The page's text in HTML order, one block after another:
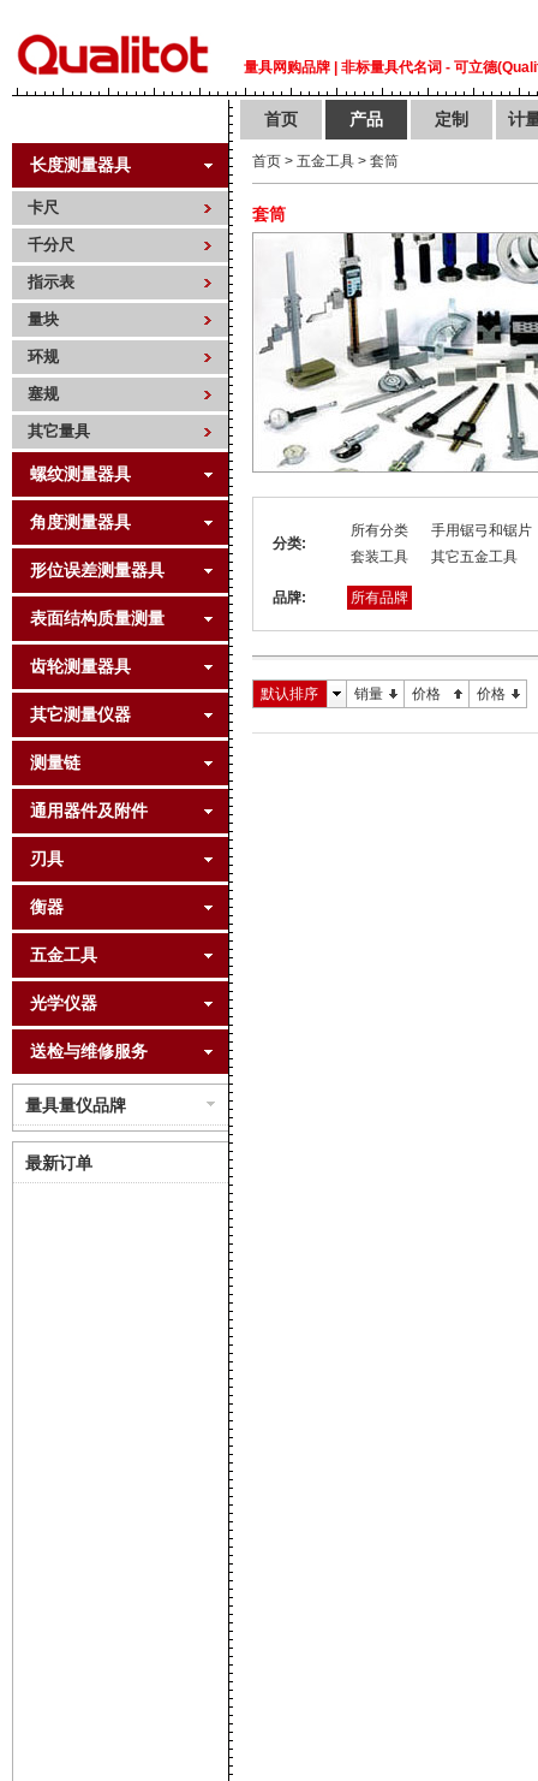
量具网购品牌 | 非标量具代名词 - 可立德
长度测量器具
卡尺
千分尺
指示表
量块
环规
塞规
其它量具
螺纹测量器具
角度测量器具
形位误差测量器具
表面结构质量测量
齿轮测量器具
其它测量仪器
测量链
通用器件及附件
刃具
衡器
五金工具
光学仪器
送检与维修服务
量具量仪品牌
最新订单
首页 产品 定制 计
首页 > 五金工具 > 套筒
套筒
分类:
所有分类
手用锯弓和锯片
套装工具
其它五金工具
品牌: 所有品牌
默认排序 销量 价格 价格